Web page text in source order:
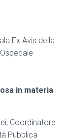
Ex Avis della
in materia
Coordinatore
Pubblica